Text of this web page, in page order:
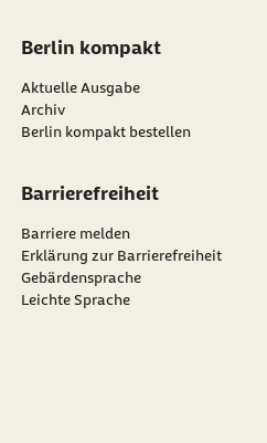
Berlin kompakt
Aktuelle Ausgabe
Archiv
Berlin kompakt bestellen
Barrierefreiheit
Barriere melden
Erklärung zur Barrierefreiheit
Gebärdensprache
Leichte Sprache